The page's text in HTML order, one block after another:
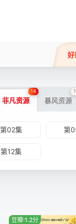
好
非凡资源
14
暴风资源
第02集 第
第12集
豆瓣:1.2分